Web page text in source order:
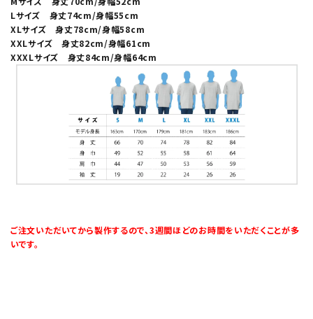
Lサイズ 身丈74cm/身幅55cm
XLサイズ 身丈78cm/身幅58cm
XXLサイズ 身丈82cm/身幅61cm
XXXLサイズ 身丈84cm/身幅64cm
ご注文いただいてから製作するので、3週間ほどのお時間をいただくことが多
いです。